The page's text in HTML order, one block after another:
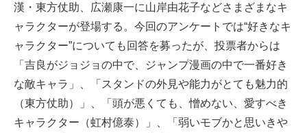
漢・東方仗助、広瀬康一に山岸由花子などさまざまなキ
ャラクターが登場する。今回のアンケートでは“好きなキ
ャラクター”についても回答を募ったが、投票者からは
「吉良がジョジョの中で、ジャンプ漫画の中で一番好き
な敵キャラ」、「スタンドの外見や能力がとても魅力的
（東方仗助）」、「頭が悪くても、憎めない、愛すべき
キャラクター（虹村億泰）」、「弱いモブかと思いきや